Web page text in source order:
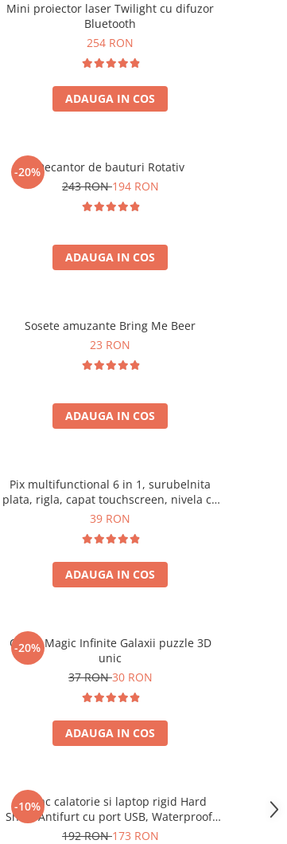
Mini proiector laser Twilight cu difuzor
Bluetooth
254 RON
ADAUGA IN COS
-20%Decantor de bauturi Rotativ
243 RON194 RON
ADAUGA IN COS
Sosete amuzante Bring Me Beer
23 RON
ADAUGA IN COS
Pix multifunctional 6 in 1, surubelnita
plata, rigla, capat touchscreen, nivela cu
bula
39 RON
ADAUGA IN COS
-20%
Cubul Magic Infinite Galaxii puzzle 3D
unic
37 RON30 RON
ADAUGA IN COS
-10%
Rucsac calatorie si laptop rigid Hard
Shell, Antifurt cu port USB, Waterproof,
44x30x17 cm, Compartimentare
192 RON173 RON